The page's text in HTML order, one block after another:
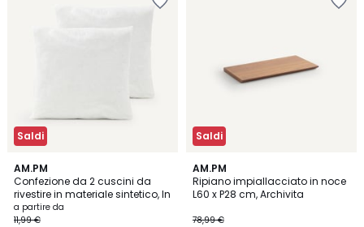
Saldi
AM.PM
Confezione da 2 cuscini da
rivestire in materiale sintetico, In
a partire da
11,99 €
4,3
/ 5
Saldi
AM.PM
Ripiano impiallacciato in noce
L60 x P28 cm, Archivita
78,99 €
2,8
/ 5